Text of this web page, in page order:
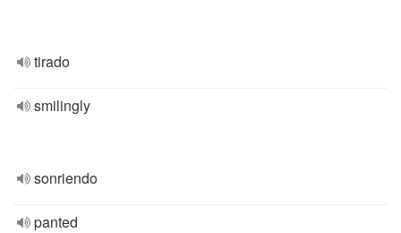
tirado
smilingly
sonriendo
panted